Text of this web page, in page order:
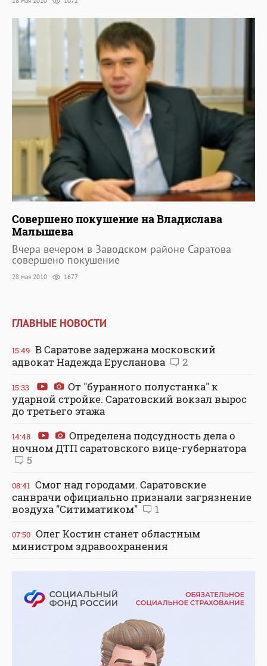
Совершено покушение на Владислава
Малышева
Вчера вечером в Заводском районе Саратова
совершено покушение
28 мая 2010 1677
ГЛАВНЫЕ НОВОСТИ
15:49 В Саратове задержана московский
адвокат Надежда Ерусланова
2
15:33
От "буранного полустанка" к
ударной стройке. Саратовский вокзал вырос
до третьего этажа
14:48
Определена подсудность дела о
ночном ДТП саратовского вице-губернатора
5
08:41 Смог над городами. Саратовские
санврачи официально признали загрязнение
воздуха "Ситиматиком"
1
07:50 Олег Костин станет областным
министром здравоохранения